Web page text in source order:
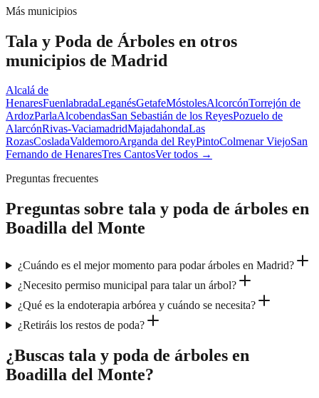
Más municipios
Tala y Poda de Árboles en otros
municipios de Madrid
Alcalá de
HenaresFuenlabradaLeganésGetafeMóstolesAlcorcónTorrejón de
ArdozParlaAlcobendasSan Sebastián de los ReyesPozuelo de
AlarcónRivas-VaciamadridMajadahondaLas
RozasCosladaValdemoroArganda del ReyPintoColmenar ViejoSan
Fernando de HenaresTres CantosVer todos →
Preguntas frecuentes
Preguntas sobre tala y poda de árboles en
Boadilla del Monte
¿Cuándo es el mejor momento para podar árboles en Madrid?
¿Necesito permiso municipal para talar un árbol?
¿Qué es la endoterapia arbórea y cuándo se necesita?
¿Retiráis los restos de poda?
¿Buscas tala y poda de árboles en
Boadilla del Monte?